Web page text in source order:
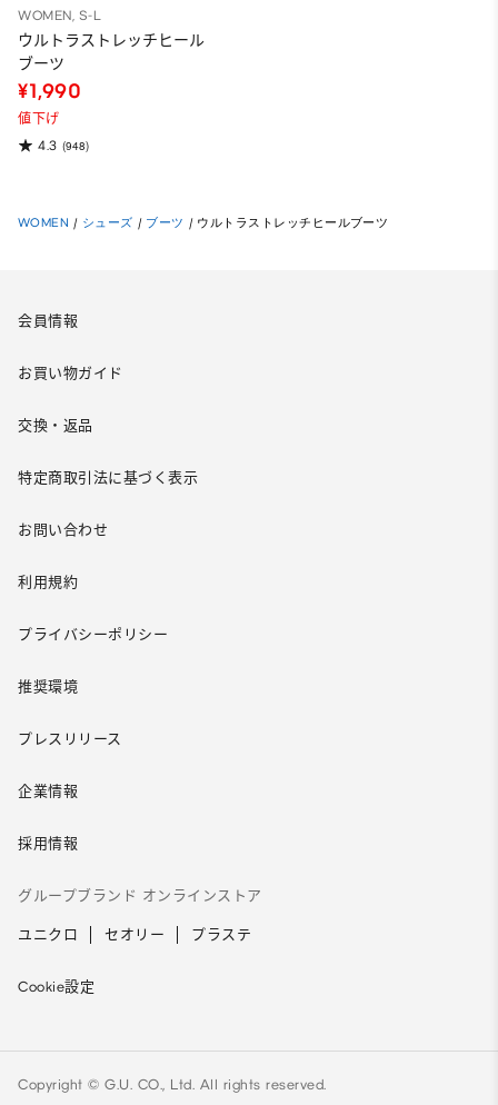
WOMEN, S-L
ウルトラストレッチヒール
ブーツ
¥1,990
値下げ
4.3 (948)
WOMEN / シューズ / ブーツ / ウルトラストレッチヒールブーツ
会員情報
お買い物ガイド
交換・返品
特定商取引法に基づく表示
お問い合わせ
利用規約
プライバシーポリシー
推奨環境
プレスリリース
企業情報
採用情報
グループブランド オンラインストア
ユニクロ セオリー プラステ
Cookie設定
Copyright © G.U. CO., Ltd. All rights reserved.